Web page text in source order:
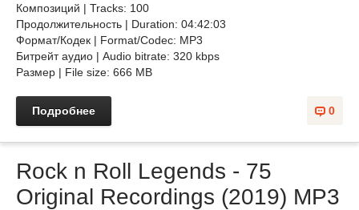
Композиций | Tracks: 100
Продолжительность | Duration: 04:42:03
Формат/Кодек | Format/Codec: MP3
Битрейт аудио | Audio bitrate: 320 kbps
Размер | File size: 666 MB
0
Подробнее
Rock n Roll Legends - 75
Original Recordings (2019) MP3